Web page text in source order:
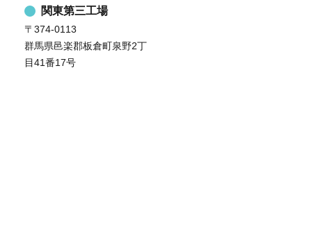
関東第三工場
〒374-0113
群馬県邑楽郡板倉町泉野2丁
目41番17号